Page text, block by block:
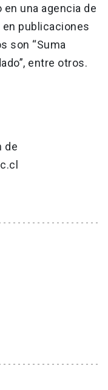
una agencia de
publicaciones
son “Suma
entre otros.
de